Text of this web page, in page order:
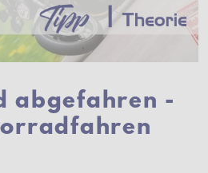
abgefahren -